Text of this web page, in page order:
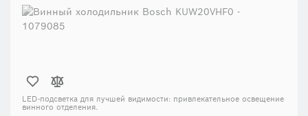
LED-подсветка для лучшей видимости: привлекательное освещение
винного отделения.